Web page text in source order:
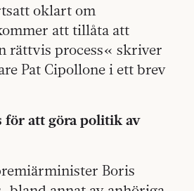
oklart om
att tillåta att
rättvis process« skriver
Pat Cipollone i ett brev
för att göra politik av
Boris